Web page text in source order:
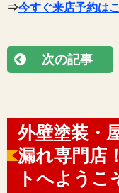
⇒今すぐ来店予約は
次の記事
外壁塗装・
漏れ専門店
トへようこ